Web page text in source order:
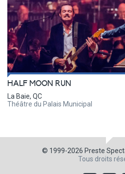
HALF MOON RUN
La Baie, QC
Théâtre du Palais Municipal
© 1999-2026 Preste
Tous droits